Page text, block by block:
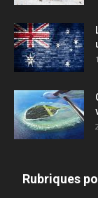
Rubriques